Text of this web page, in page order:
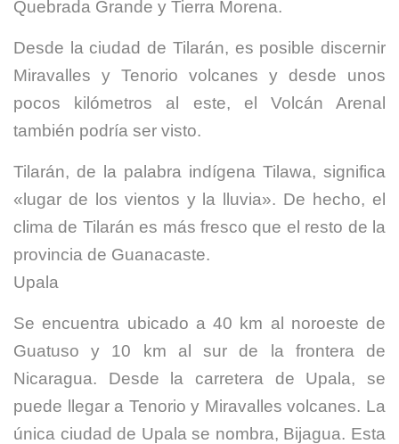
Quebrada Grande y Tierra Morena.
Desde la ciudad de Tilarán, es posible discernir
Miravalles y Tenorio volcanes y desde unos
pocos kilómetros al este, el Volcán Arenal
también podría ser visto.
Tilarán, de la palabra indígena Tilawa, significa
«lugar de los vientos y la lluvia». De hecho, el
clima de Tilarán es más fresco que el resto de la
provincia de Guanacaste.
Upala
Se encuentra ubicado a 40 km al noroeste de
Guatuso y 10 km al sur de la frontera de
Nicaragua. Desde la carretera de Upala, se
puede llegar a Tenorio y Miravalles volcanes. La
única ciudad de Upala se nombra, Bijagua. Esta